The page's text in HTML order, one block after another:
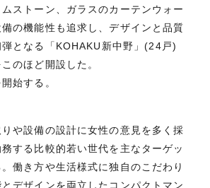
ストーン、ガラスのカーテンウォー
の機能性も追求し、デザインと品質
となる「KOHAKU新中野」(24戸)
のほど開設した。
始する。
や設備の設計に女性の意見を多く採
する比較的若い世代を主なターゲッ
働き方や生活様式に独自のこだわり
デザインを両立したコンパクトマン